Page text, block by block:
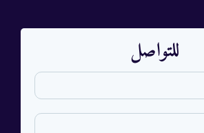
للتواصل